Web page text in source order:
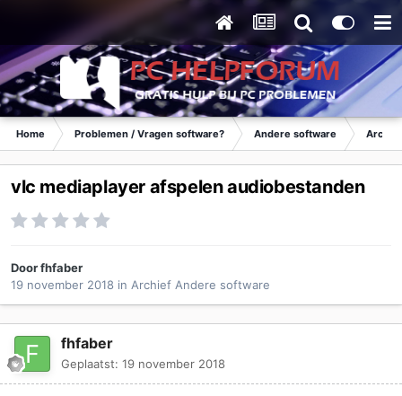
Home Problemen / Vragen software? Andere software
vlc mediaplayer afspelen audiobestanden
Doorfhfaber
19 november 2018 in Archief Andere software
fhfaber
Geplaatst: 19 november 2018